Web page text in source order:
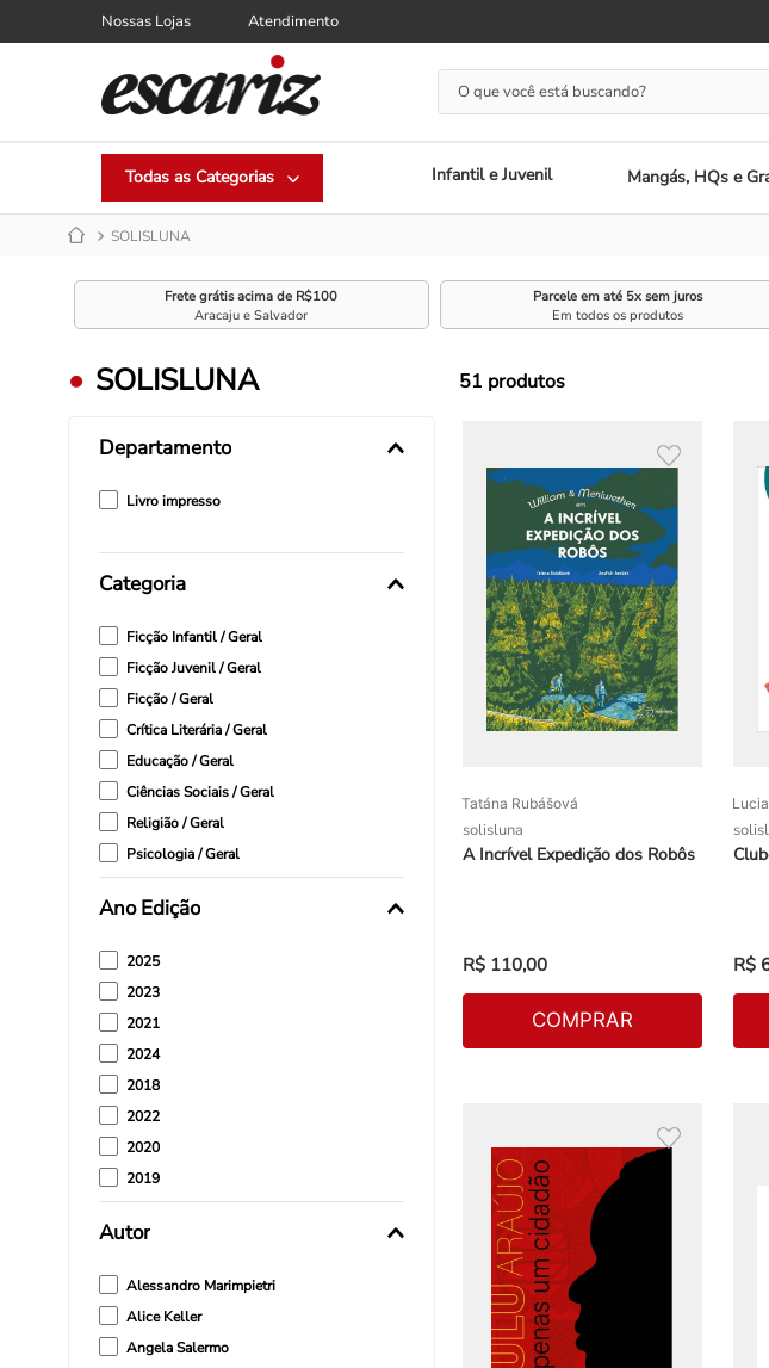
Nossas Lojas Atendimento
O que você está buscando?
Infantil e Juvenil Mangás, HQs e
SOLISLUNA
Frete grátis acima de R$100
Aracaju e Salvador
Parcele em até 5x sem juros
Em todos os produtos
SOLISLUNA
Departamento
Livro impresso
Categoria
Ficção Infantil / Geral
Ficção Juvenil / Geral
Ficção / Geral
Crítica Literária / Geral
Educação / Geral
Ciências Sociais / Geral
Religião / Geral
Psicologia / Geral
Música / Geral
Ano Edição
2025
2023
2021
2024
2018
2022
2020
2019
2012
Autor
Alessandro Marimpietri
Alice Keller
Angela Salermo
51 produtos
Tatána Rubášová
solisluna
A Incrível Expedição dos Robôs
R$ 110,00
COMPRAR
R$